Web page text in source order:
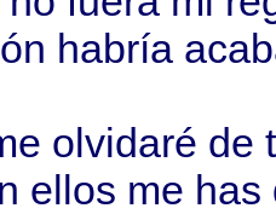
habría
olvidaré de
ellos me has